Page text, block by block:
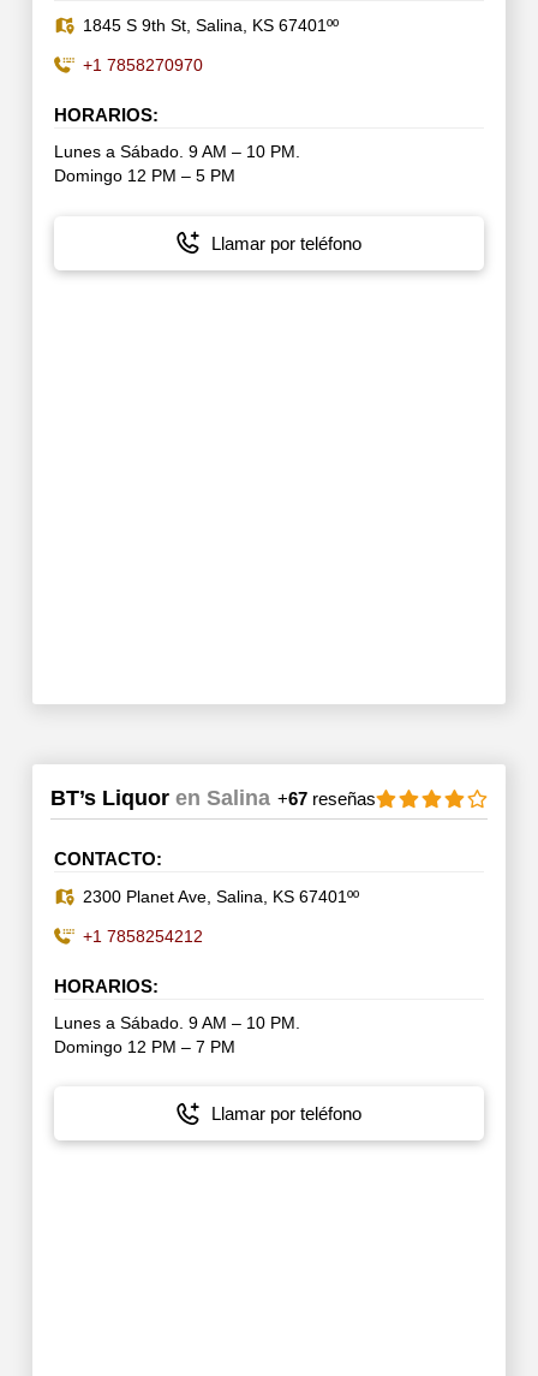
1845 S 9th St, Salina, KS 67401ºº
+1 7858270970
HORARIOS:
Lunes a Sábado. 9 AM – 10 PM.
Domingo 12 PM – 5 PM
Llamar por teléfono
BT’s Liquor en Salina +67 reseñas
CONTACTO:
2300 Planet Ave, Salina, KS 67401ºº
+1 7858254212
HORARIOS:
Lunes a Sábado. 9 AM – 10 PM.
Domingo 12 PM – 7 PM
Llamar por teléfono